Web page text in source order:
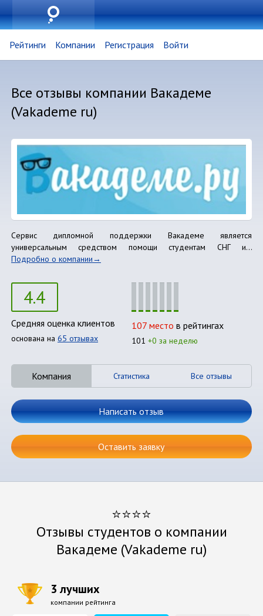
Рейтинги Компании Регистрация Войти
Все отзывы компании Вакадеме
(Vakademe ru)
Сервис дипломной поддержки Вакадеме является
универсальным средством помощи студентам СНГ и...
Подробно о компании
4.4
Средняя оценка клиентов
основана на 65 отзывах
107 место в рейтингах
101 +0 за неделю
Компания Статистика Все отзывы
Написать отзыв
Оставить заявку
⭐⭐⭐⭐
Отзывы студентов о компании
Вакадеме (Vakademe ru)
3 лучших
компании рейтинга